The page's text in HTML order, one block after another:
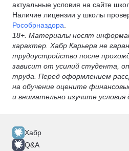
актуальные условия на сайте
Наличие лицензии у школы
Рособрназдора
18+. Материалы носят
характер. Хабр Карьера не
трудоустройство после
зависит от усилий студента,
труда. Перед оформлением
на обучение оцените
и внимательно изучите условия
Хабр
Q&A